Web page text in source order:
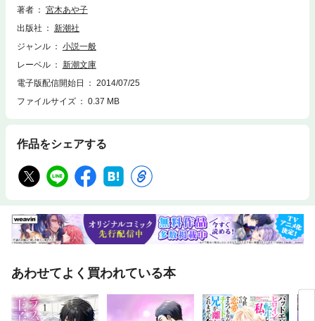
生を描く華麗なる戦国純愛絵巻。
著者
宮木あや子
出版社
新潮社
ジャンル
小説一般
レーベル
新潮文庫
電子版配信開始日
2014/07/25
ファイルサイズ
0.37 MB
作品をシェアする
あわせてよく買われている本